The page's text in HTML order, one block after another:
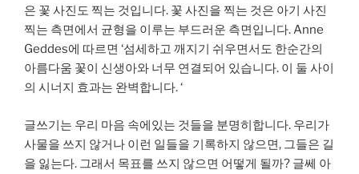
은 꽃 사진도 찍는 것입니다. 꽃 사진을 찍는 것은 아기 사진
찍는 측면에서 균형을 이루는 부드러운 측면입니다. Anne
Geddes에 따르면 ‘섬세하고 깨지기 쉬우면서도 한순간의
아름다움 꽃이 신생아와 너무 연결되어 있습니다. 이 둘 사이
의 시너지 효과는 완벽합니다. ‘
글쓰기는 우리 마음 속에있는 것들을 분명히합니다. 우리가
사물을 쓰지 않거나 이런 일들을 기록하지 않으면, 그들은 길
을 잃는다. 그래서 목표를 쓰지 않으면 어떻게 될까? 글쎄 아